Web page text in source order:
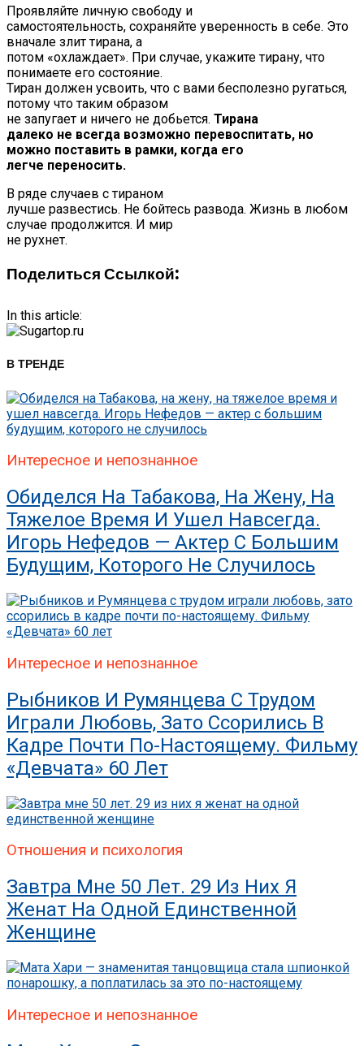
Проявляйте личную свободу и
самостоятельность, сохраняйте уверенность в себе. Это
вначале злит тирана, а
потом «охлаждает». При случае, укажите тирану, что
понимаете его состояние.
Тиран должен усвоить, что с вами бесполезно ругаться,
потому что таким образом
не запугает и ничего не добьется. Тирана
далеко не всегда возможно перевоспитать, но
можно поставить в рамки, когда его
легче переносить.
В ряде случаев с тираном
лучше развестись. Не бойтесь развода. Жизнь в любом
случае продолжится. И мир
не рухнет.
Поделиться Ссылкой:
In this article:
В ТРЕНДЕ
Интересное и непознанное
Обиделся На Табакова, На Жену, На
Тяжелое Время И Ушел Навсегда.
Игорь Нефедов — Актер С Большим
Будущим, Которого Не Случилось
Интересное и непознанное
Рыбников И Румянцева С Трудом
Играли Любовь, Зато Ссорились В
Кадре Почти По-Настоящему. Фильму
«Девчата» 60 Лет
Отношения и психология
Завтра Мне 50 Лет. 29 Из Них Я
Женат На Одной Единственной
Женщине
Интересное и непознанное